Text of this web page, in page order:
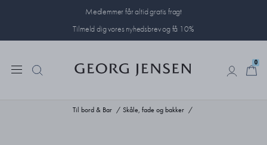
Medlemmer får altid gratis fragt
Tilmeld dig vores nyhedsbrev og få 10%
0
Til bord & Bar Skåle, fade og bakker